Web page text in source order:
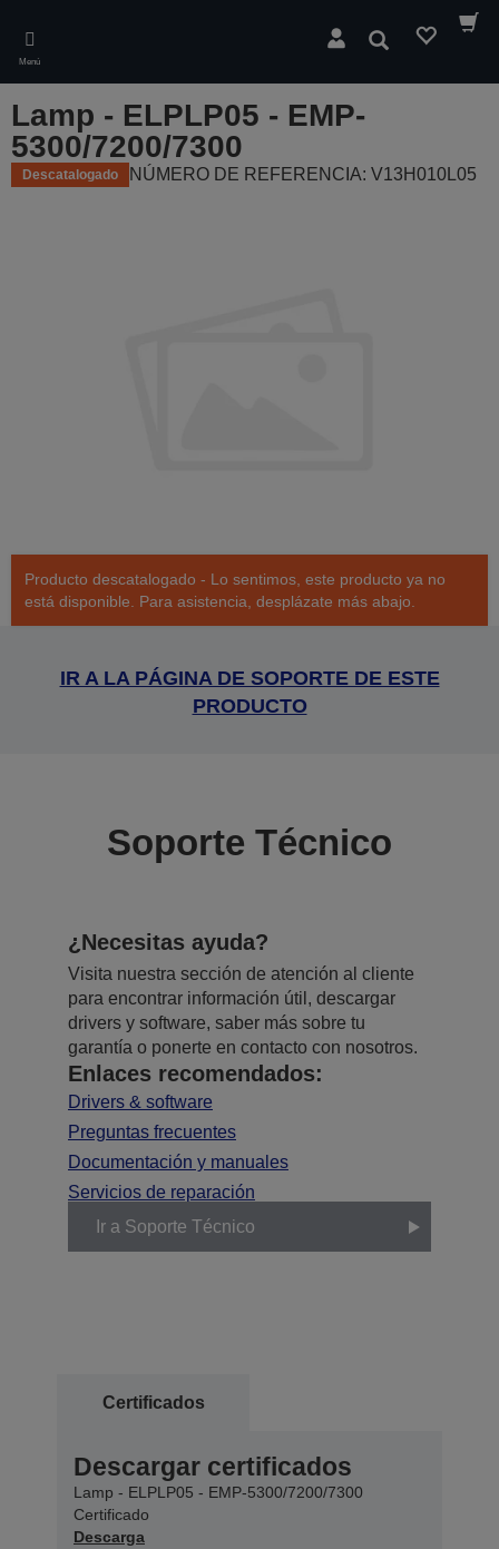
main
content
Menú
Buscar
Lamp - ELPLP05 - EMP-
5300/7200/7300
Descatalogado NÚMERO DE REFERENCIA: V13H010L05
Producto descatalogado - Lo sentimos, este producto ya no
está disponible. Para asistencia, desplázate más abajo.
IR A LA PÁGINA DE SOPORTE DE ESTE
PRODUCTO
Soporte Técnico
¿Necesitas ayuda?
Visita nuestra sección de atención al cliente
para encontrar información útil, descargar
drivers y software, saber más sobre tu
garantía o ponerte en contacto con nosotros.
Enlaces recomendados:
Drivers & software
Preguntas frecuentes
Documentación y manuales
Servicios de reparación
Ir a Soporte Técnico
Certificados
Descargar certificados
Lamp - ELPLP05 - EMP-5300/7200/7300
Certificado
Descarga